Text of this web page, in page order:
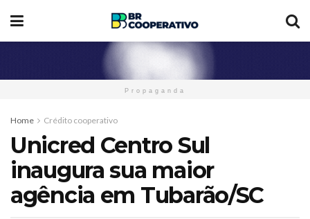
Propaganda
Home Crédito cooperativo
Unicred Centro Sul
inaugura sua maior
agência em Tubarão/SC